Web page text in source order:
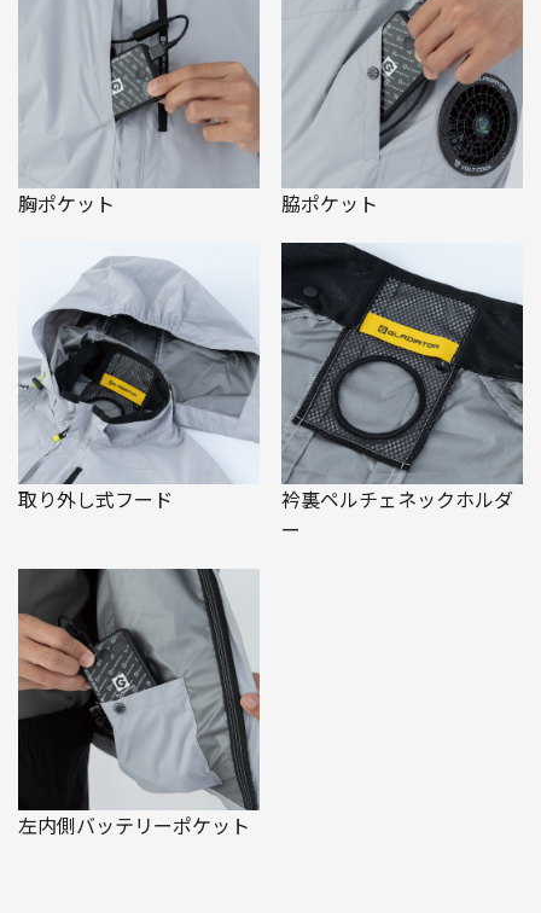
胸ポケット 脇ポケット
取り外し式フード
衿裏ペルチェネックホルダ
ー
左内側バッテリーポケット